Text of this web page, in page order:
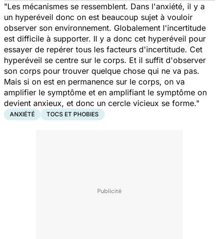
"Les mécanismes se ressemblent. Dans l'anxiété, il y a
un hyperéveil donc on est beaucoup sujet à vouloir
observer son environnement. Globalement l'incertitude
est difficile à supporter. Il y a donc cet hyperéveil pour
essayer de repérer tous les facteurs d'incertitude. Cet
hyperéveil se centre sur le corps. Et il suffit d'observer
son corps pour trouver quelque chose qui ne va pas.
Mais si on est en permanence sur le corps, on va
amplifier le symptôme et en amplifiant le symptôme on
devient anxieux, et donc un cercle vicieux se forme."
ANXIÉTÉ TOCS ET PHOBIES